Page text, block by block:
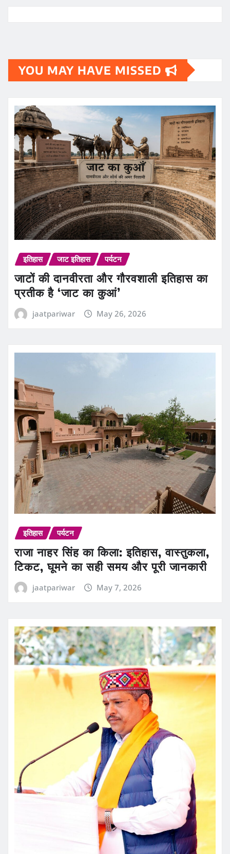
YOU MAY HAVE MISSED
इतिहास जाट इतिहास पर्यटन
जाटों की दानवीरता और गौरवशाली इतिहास का
प्रतीक है ‘जाट का कुआं’
jaatpariwar May 26, 2026
इतिहास पर्यटन
राजा नाहर सिंह का किला: इतिहास, वास्तुकला,
टिकट, घूमने का सही समय और पूरी जानकारी
jaatpariwar May 7, 2026